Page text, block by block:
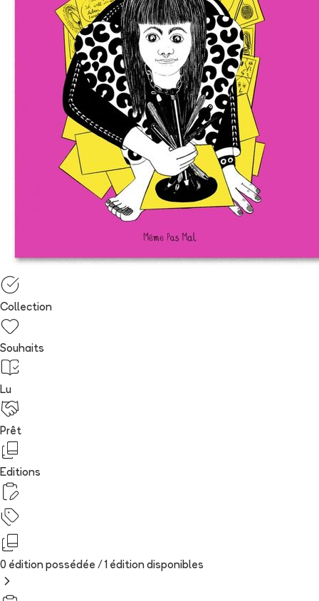
Collection
Souhaits
Lu
Prêt
Editions
0 édition possédée / 1 édition disponibles